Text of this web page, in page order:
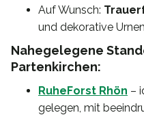
Auf Wunsch:
und dekorative
Nahegelegene
Partenkirchen:
RuheForst Rhön –
gelegen, mit